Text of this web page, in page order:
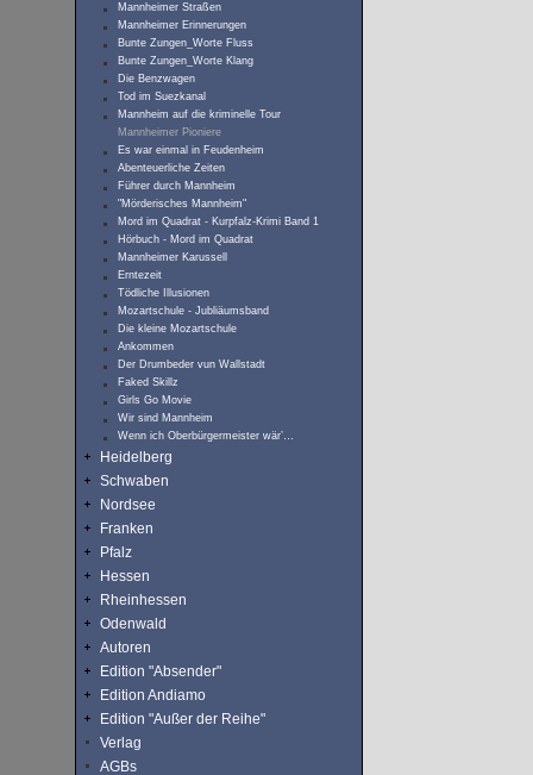
Mannheimer Straßen
Mannheimer Erinnerungen
Bunte Zungen_Worte Fluss
Bunte Zungen_Worte Klang
Die Benzwagen
Tod im Suezkanal
Mannheim auf die kriminelle Tour
Mannheimer Pioniere
Es war einmal in Feudenheim
Abenteuerliche Zeiten
Führer durch Mannheim
"Mörderisches Mannheim"
Mord im Quadrat - Kurpfalz-Krimi Band 1
Hörbuch - Mord im Quadrat
Mannheimer Karussell
Erntezeit
Tödliche Illusionen
Mozartschule - Jubliäumsband
Die kleine Mozartschule
Ankommen
Der Drumbeder vun Wallstadt
Faked Skillz
Girls Go Movie
Wir sind Mannheim
Wenn ich Oberbürgermeister wär’…
Heidelberg
Schwaben
Nordsee
Franken
Pfalz
Hessen
Rheinhessen
Odenwald
Autoren
Edition "Absender"
Edition Andiamo
Edition "Außer der Reihe"
Verlag
AGBs